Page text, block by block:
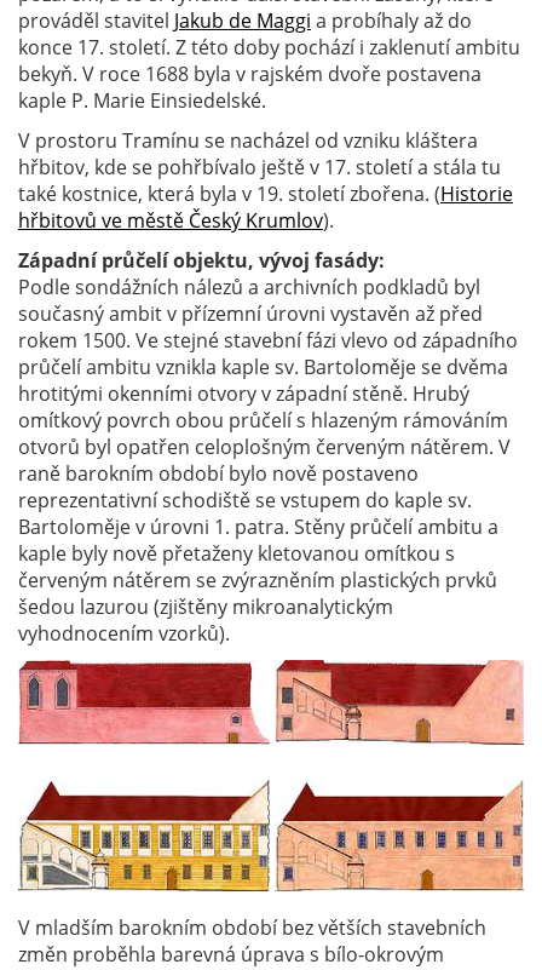
prováděl stavitel Jakub de Maggi a probíhaly až do
konce 17. století. Z této doby pochází i zaklenutí ambitu
bekyň. V roce 1688 byla v rajském dvoře postavena
kaple P. Marie Einsiedelské.
V prostoru Tramínu se nacházel od vzniku kláštera
hřbitov, kde se pohřbívalo ještě v 17. století a stála tu
také kostnice, která byla v 19. století zbořena. (Historie
hřbitovů ve městě Český Krumlov).
Západní průčelí objektu, vývoj fasády:
Podle sondážních nálezů a archivních podkladů byl
současný ambit v přízemní úrovni vystavěn až před
rokem 1500. Ve stejné stavební fázi vlevo od západního
průčelí ambitu vznikla kaple sv. Bartoloměje se dvěma
hrotitými okenními otvory v západní stěně. Hrubý
omítkový povrch obou průčelí s hlazeným rámováním
otvorů byl opatřen celoplošným červeným nátěrem. V
raně barokním období bylo nově postaveno
reprezentativní schodiště se vstupem do kaple sv.
Bartoloměje v úrovni 1. patra. Stěny průčelí ambitu a
kaple byly nově přetaženy kletovanou omítkou s
červeným nátěrem se zvýrazněním plastických prvků
šedou lazurou (zjištěny mikroanalytickým
vyhodnocením vzorků).
V mladším barokním období bez větších stavebních
změn proběhla barevná úprava s bílo-okrovým